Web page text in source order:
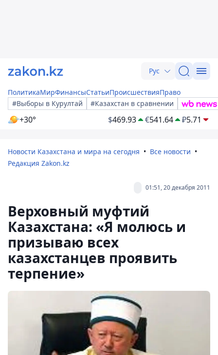
Рус
ПолитикаМирФинансыСтатьиПроисшествияПраво
#Выборы в Курултай
#Казахстан в сравнении
+30° $469.93 €541.64 ₽5.71
Новости Казахстана и мира на сегодня
Все новости
Редакция Zakon.kz
01:51, 20 декабря 2011
Верховный муфтий
Казахстана: «Я молюсь и
призываю всех
казахстанцев проявить
терпение»